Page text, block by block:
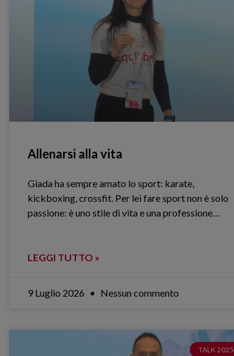
Allenarsi alla vita
Giada ha sempre amato lo sport: karate,
kickboxing, crossfit. Per lei fare sport non è solo
passione: è uno stile di vita e una professione…
LEGGI TUTTO »
9 Luglio 2026 Nessun commento
TALK 2025